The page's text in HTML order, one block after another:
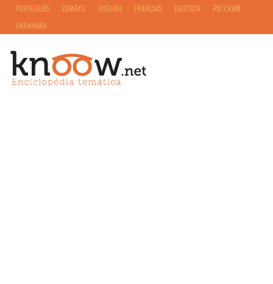
PORTUGUÊS ESPAÑOL ENGLISH FRANÇAIS DEUTSCH
РУССКИЙ
UKRAINIAN